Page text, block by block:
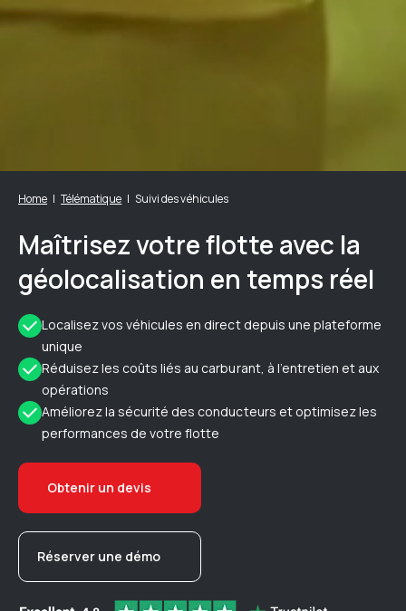
Home Télématique Suivi des véhicules
Maîtrisez votre flotte avec la
géolocalisation en temps réel
Localisez vos véhicules en direct depuis une plateforme
unique
Réduisez les coûts liés au carburant, à l’entretien et aux
opérations
Améliorez la sécurité des conducteurs et optimisez les
performances de votre flotte
Obtenir un devis
Réserver une démo